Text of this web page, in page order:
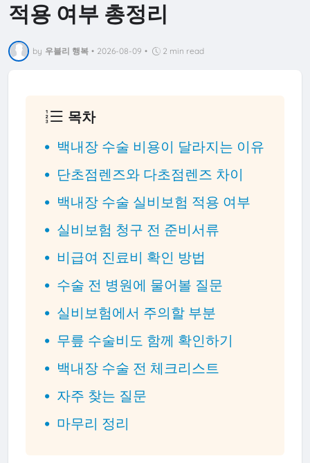
적용 여부 총정리
by 우블리 행복 • 2026-08-09 • 2 min read
목차
백내장 수술 비용이 달라지는 이유
단초점렌즈와 다초점렌즈 차이
백내장 수술 실비보험 적용 여부
실비보험 청구 전 준비서류
비급여 진료비 확인 방법
수술 전 병원에 물어볼 질문
실비보험에서 주의할 부분
무릎 수술비도 함께 확인하기
백내장 수술 전 체크리스트
자주 찾는 질문
마무리 정리